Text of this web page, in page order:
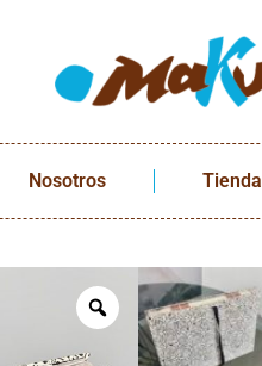
Nosotros Tienda